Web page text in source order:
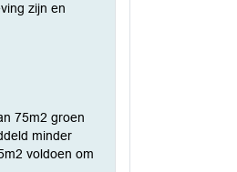
zijn en
75m2 groen
minder
voldoen om